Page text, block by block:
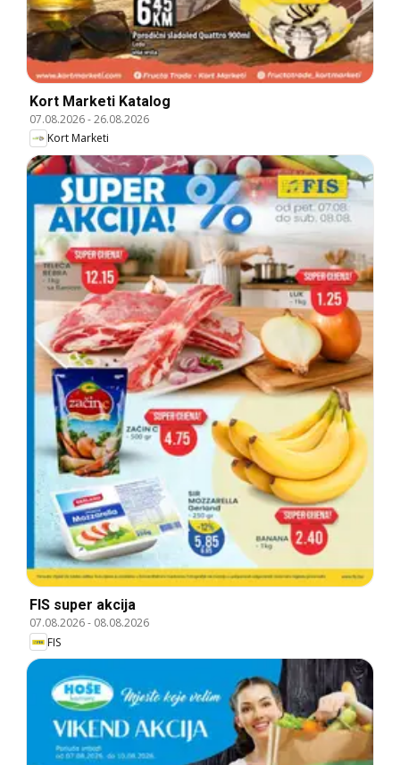
Kort Marketi Katalog
07.08.2026-26.08.2026
Kort Marketi
FIS super akcija
07.08.2026- 08.08.2026
FIS